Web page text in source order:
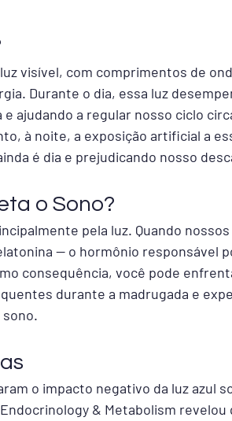
visível, com comprimentos de
Durante o dia, essa luz
ajudando a regular nosso ciclo
à noite, a exposição artificial a
é dia e prejudicando nosso
o Sono?
pela luz. Quando
— o hormônio responsável
consequência, você pode
durante a madrugada e
o impacto negativo da luz azul
& Metabolism revelou